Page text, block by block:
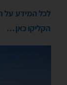
לכל המידע על
הקליקו כאן…